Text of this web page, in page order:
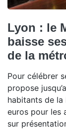
Lyon : le
baisse
de la
Pour célébrer
propose
habitants de la
euros pour les
sur